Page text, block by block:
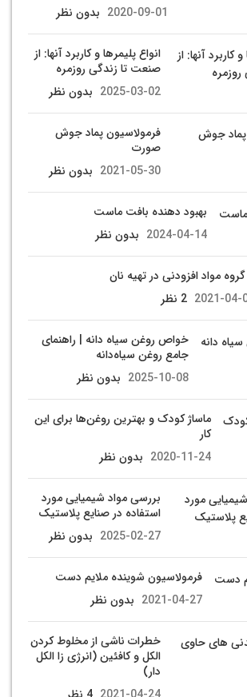
2020-09-01 بدون نظر
انواع پلیمرها و کاربرد آنها: از
صنعت تا زندگی روزمره
2025-03-02 بدون نظر
فرمولاسیون پماد جوش
صورت
2021-05-30 بدون نظر
بهبود دهنده بافت ماست
2024-04-14 بدون نظر
2021-04- 2 نظر
خواص روغن سياه دانه | راهنمای
جامع روغن سیاه‌دانه
2025-10-08 بدون نظر
ماساژ کودک و بهترین روغن‌ها برای این
کار
2020-11-24 بدون نظر
بررسی مواد شیمیایی مورد
استفاده در صنایع پلاستیک
2025-02-27 بدون نظر
فرمولاسیون شوینده ملایم دست
2021-04-27 بدون نظر
خطرات ناشی از مخلوط کردن
الکل و کافئین (انرژی زا الکل
دار)